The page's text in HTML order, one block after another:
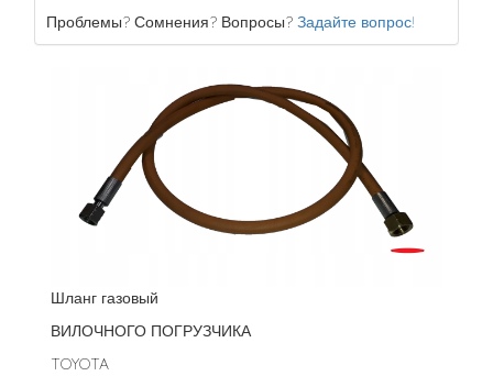
Проблемы? Сомнения? Вопросы? Задайте вопрос!
Шланг газовый
ВИЛОЧНОГО ПОГРУЗЧИКА
TOYOTA